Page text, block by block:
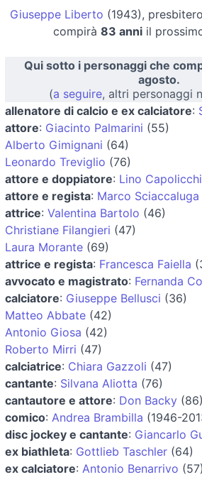
Giuseppe Liberto (1943),
compirà 83 anni il
Qui sotto i personaggi che
agosto.
(a seguire, altri personaggi
allenatore di calcio e ex calciatore:
attore: Giacinto Palmarini (55)
Alberto Gimignani (64)
Leonardo Treviglio (76)
attore e doppiatore: Lino
attore e regista: Marco Sciaccaluga
attrice: Valentina Bartolo (46)
Christiane Filangieri (47)
Laura Morante (69)
attrice e regista: Francesca Faiella
avvocato e magistrato: Fernanda
calciatore: Giuseppe Bellusci (36)
Matteo Abbate (42)
Antonio Giosa (42)
Roberto Mirri (47)
calciatrice: Chiara Gazzoli (47)
cantante: Silvana Aliotta (76)
cantautore e attore: Don Backy (86)
comico: Andrea Brambilla (1946-
disc jockey e cantante: Giancarlo
ex biathleta: Gottlieb Taschler (64)
ex calciatore: Antonio Benarrivo (57)